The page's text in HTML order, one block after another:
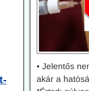
• Jelentős
akár a